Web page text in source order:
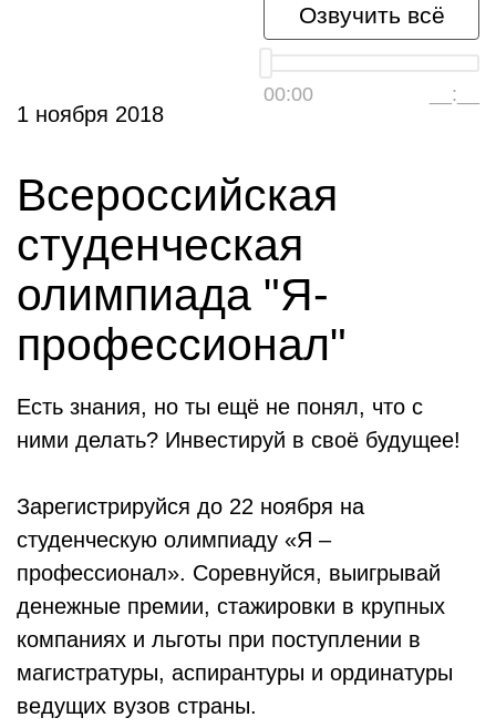
Озвучить всё
00:00 __:__
1 ноября 2018
Всероссийская
студенческая
олимпиада "Я-
профессионал"
Есть знания, но ты ещё не понял, что с
ними делать? Инвестируй в своё будущее!
Зарегистрируйся до 22 ноября на
студенческую олимпиаду «Я –
профессионал». Соревнуйся, выигрывай
денежные премии, стажировки в крупных
компаниях и льготы при поступлении в
магистратуры, аспирантуры и ординатуры
ведущих вузов страны.